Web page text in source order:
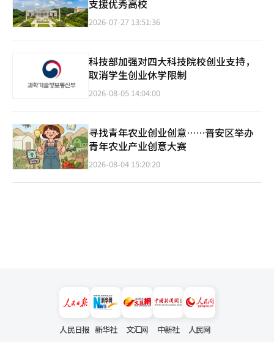
支援优秀高校
2026-07-27 13:51:36
科技部加强对四大科技院校创业支持，
取消学生创业休学限制
2026-08-05 14:04:00
寻找青年农业创业创意……晋安区举办
青年农业产业创意大赛
2026-08-04 15:20:20
人民日报 新华社 文汇网 中新社 人民网